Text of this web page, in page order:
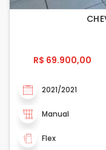
R$ 69.900,00
2021/2021
Manual
Flex